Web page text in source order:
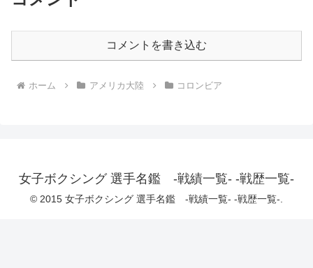
コメントを書き込む
ホーム アメリカ大陸 コロンビア
女子ボクシング 選手名鑑 -戦績一覧- -戦歴一覧-
© 2015 女子ボクシング 選手名鑑 -戦績一覧- -戦歴一覧-.